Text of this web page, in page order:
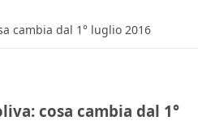
cambia dal 1° luglio 2016
cosa cambia dal 1°